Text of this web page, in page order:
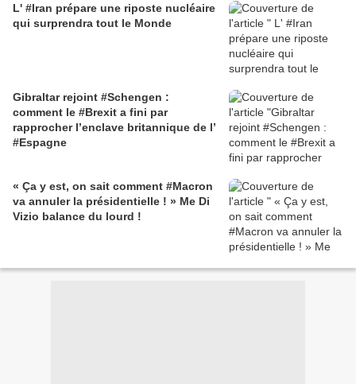
L' #Iran prépare une riposte nucléaire
qui surprendra tout le Monde
Gibraltar rejoint #Schengen :
comment le #Brexit a fini par
rapprocher l’enclave britannique de l’
#Espagne
« Ça y est, on sait comment #Macron
va annuler la présidentielle ! » Me Di
Vizio balance du lourd !